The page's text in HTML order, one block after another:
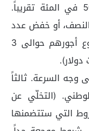
أولاً – خفض حجم القطاع العام بنسبة 50 في المئة تقريباً.
أو خفض عدد
الموظفين الى الحد الذي يصبح معه مجموع أجورهم حوالى 3
وجه السرعة. ثالثاً
(التخلّي عن
التي ستتضمنها